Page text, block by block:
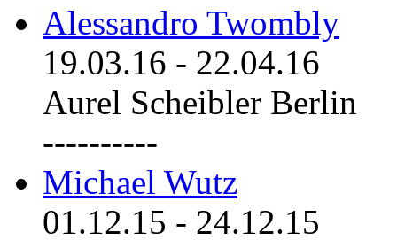
Alessandro Twombly
19.03.16 - 22.04.16
Aurel Scheibler Berlin
----------
Michael Wutz
01.12.15 - 24.12.15